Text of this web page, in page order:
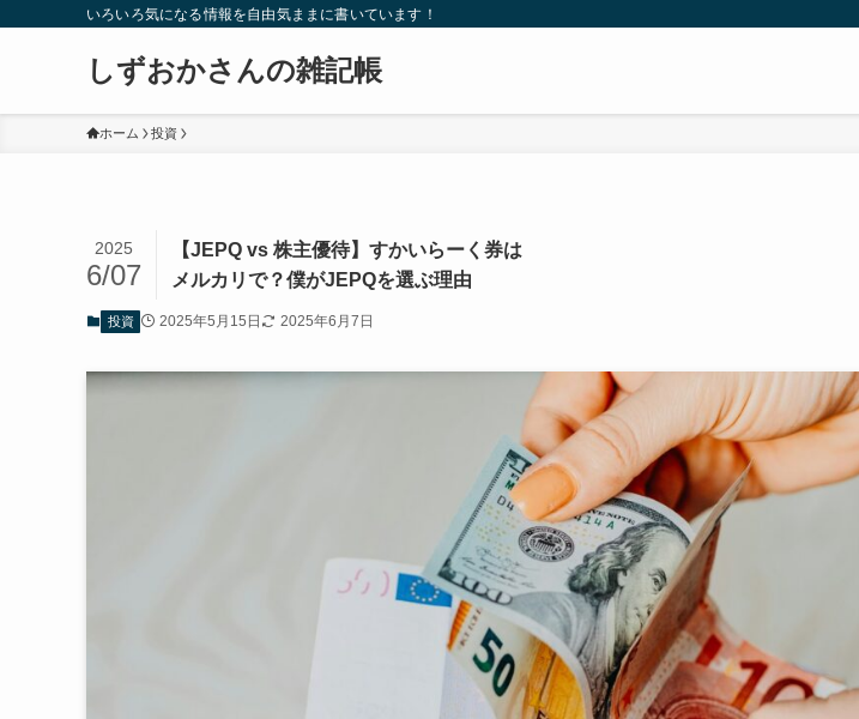
いろいろ気になる情報を自由気ままに書いています！
しずおかさんの雑記帳
ホーム 投資
【JEPQ vs 株主優待】すかいらーく券は
メルカリで？僕がJEPQを選ぶ理由
2025
6/07
投資 2025年5月15日 2025年6月7日